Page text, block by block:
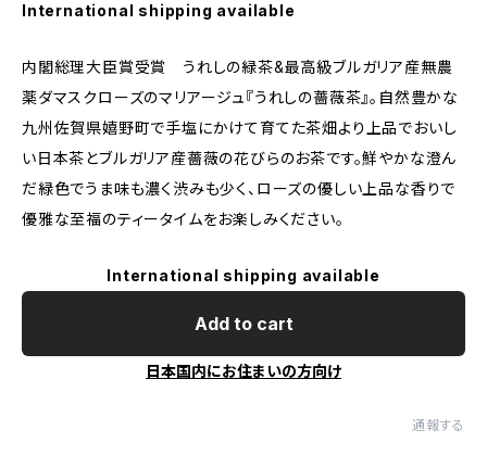
International shipping available
内閣総理大臣賞受賞 うれしの緑茶&最高級ブルガリア産無農
薬ダマスクローズのマリアージュ『うれしの薔薇茶』。自然豊かな
九州佐賀県嬉野町で手塩にかけて育てた茶畑より上品でおいし
い日本茶とブルガリア産薔薇の花びらのお茶です。鮮やかな澄ん
だ緑色でうま味も濃く渋みも少く、ローズの優しい上品な香りで
優雅な至福のティータイムをお楽しみください。
International shipping available
Add to cart
日本国内にお住まいの方向け
通報する